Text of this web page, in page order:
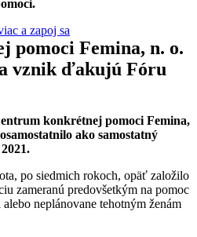
a zapoj sa
pomoci Femina, n. o.
vznik ďakujú Fóru
konkrétnej pomoci Femina,
ako samostatný
po siedmich rokoch, opäť založilo
zameranú predovšetkým na pomoc
neplánovane tehotným ženám